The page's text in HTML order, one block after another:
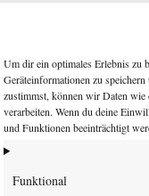
Um dir ein optimales Erlebnis zu
Geräteinformationen zu
zustimmst, können wir Daten wie
verarbeiten. Wenn du deine
und Funktionen beeinträchtigt
Funktional